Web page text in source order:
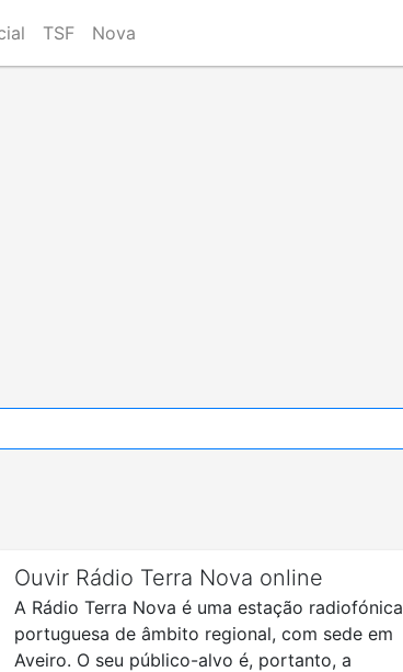
TSF Nova
Ouvir Rádio Terra Nova online
A Rádio Terra Nova é uma estação radiofónica
portuguesa de âmbito regional, com sede em
Aveiro. O seu público-alvo é, portanto, a